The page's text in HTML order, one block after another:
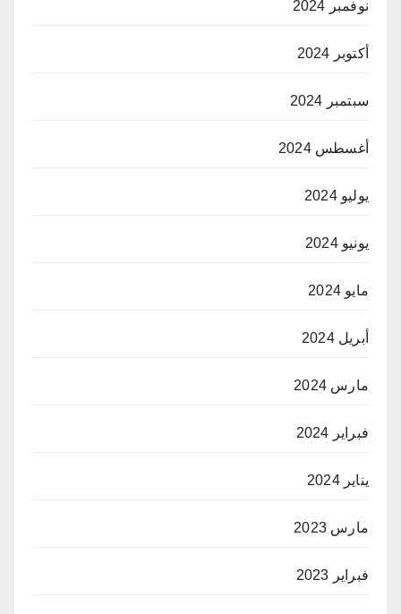
نوفمبر 2024
أكتوبر 2024
سبتمبر 2024
أغسطس 2024
يوليو 2024
يونيو 2024
مايو 2024
أبريل 2024
مارس 2024
فبراير 2024
يناير 2024
مارس 2023
فبراير 2023